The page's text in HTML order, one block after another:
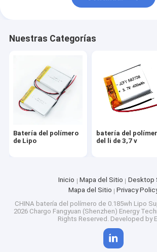
Viaje de la fábrica
Éntrenos en contacto con
Noticias
batería del polímero del li de 3,7 v
Li Polymer Battery Pack
3,2 batería de V Lifepo4
Nuestras Categorías
Batería del polímero
de Lipo
batería del
del li de 3,7 v
Inicio Mapa del Sitio
Desktop
Mapa del Sitio
Privacy
CHINA batería del polímero de 0.185wh Lipo
2026 Chargo Fangyuan (Shenzhen) Energy
Rights Reserved. Developed by